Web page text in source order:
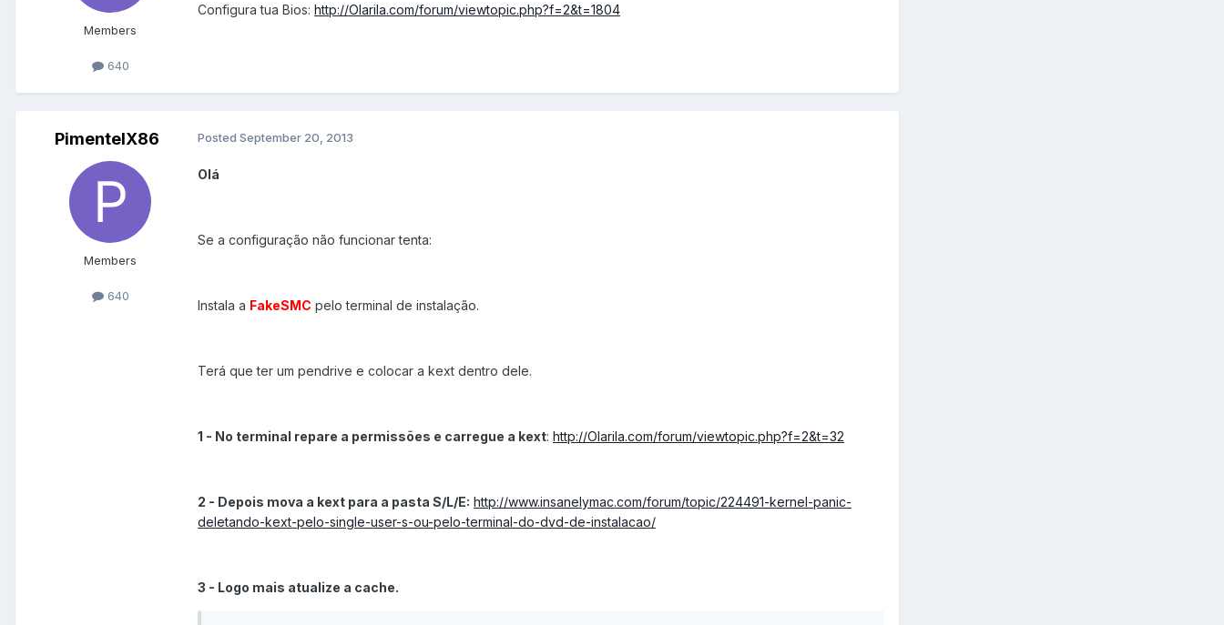
Members
640
Configura tua Bios: http://Olarila.com/forum/viewtopic.php?f=2&t=1804
PimentelX86
Members
640
Posted September 20, 2013
Olá
Se a configuração não funcionar tenta:
Instala a FakeSMC pelo terminal de instalação.
Terá que ter um pendrive e colocar a kext dentro dele.
1 - No terminal repare a permissões e carregue a kext: http://Olarila.com/forum/viewtopic.php?f=2&t=32
2 - Depois mova a kext para a pasta S/L/E: http://www.insanelymac.com/forum/topic/224491-kernel-panic-
deletando-kext-pelo-single-user-s-ou-pelo-terminal-do-dvd-de-instalacao/
3 - Logo mais atualize a cache.